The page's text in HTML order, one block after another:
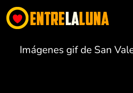
Imágenes gif de San